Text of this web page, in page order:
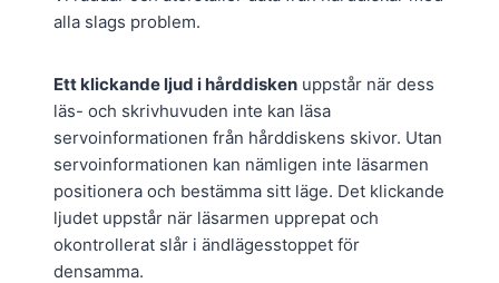
alla slags problem.
Ett klickande ljud i hårddisken uppstår när dess
läs- och skrivhuvuden inte kan läsa
servoinformationen från hårddiskens skivor. Utan
servoinformationen kan nämligen inte läsarmen
positionera och bestämma sitt läge. Det klickande
ljudet uppstår när läsarmen upprepat och
okontrollerat slår i ändlägesstoppet för
densamma.